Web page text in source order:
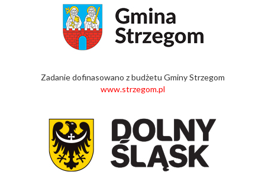
Zadanie dofinasowano z budżetu Gminy Strzegom
www.strzegom.pl